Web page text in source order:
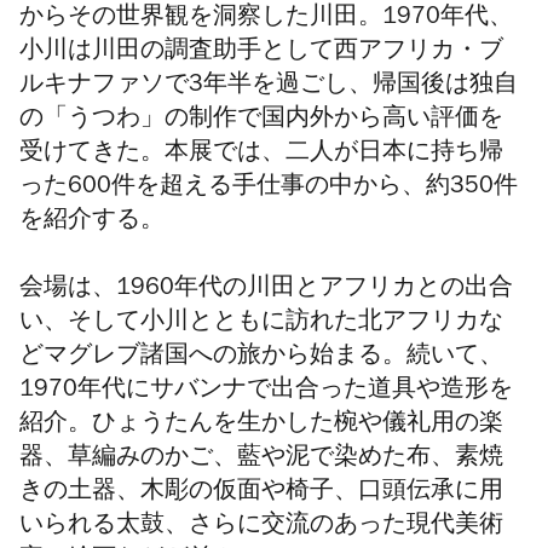
からその世界観を洞察した川田。 1970年代、
小川は川田の調査助手として西アフリカ・ブ
ルキナファソで3年半を過ごし、帰国後は独自
の「うつわ」の制作で国内外から高い評価を
受けてきた。本展では、二人が日本に持ち帰
った600件を超える手仕事の中から、約350件
を紹介する。
会場は、 1960年代の川田とアフリカとの出合
い、そして小川とともに訪れた北アフリカな
どマグレブ諸国への旅から始まる。続いて、
1970年代にサバンナで出合った道具や造形を
紹介。ひょうたんを生かした椀や儀礼用の楽
器、草編みのかご、藍や泥で染めた布、素焼
きの土器、木彫の仮面や椅子、口頭伝承に用
いられる太鼓、さらに交流のあった現代美術